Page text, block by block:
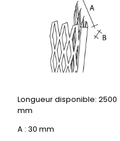
Longueur disponible: 2500
mm
A : 30 mm